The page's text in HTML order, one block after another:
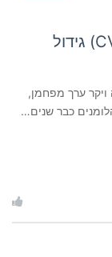
סיפורו של יהלום מעבדה (יהלום CVD) גידול
ויקר ערך מפחמן,
כבר שנים…